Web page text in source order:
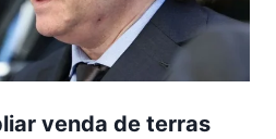
venda de terras